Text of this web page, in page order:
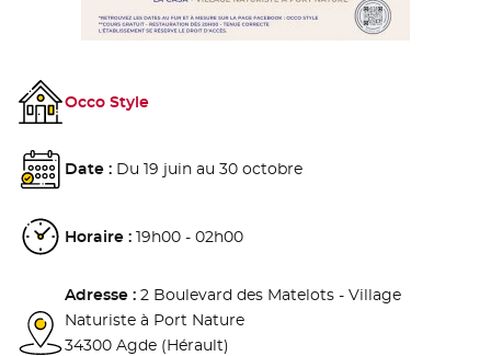
Occo Style
Date : Du 19 juin au 30 octobre
Horaire : 19h00 - 02h00
Adresse : 2 Boulevard des Matelots - Village
Naturiste à Port Nature
34300 Agde (Hérault)